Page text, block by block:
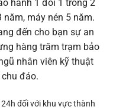
hành 1 đổi 1 trong 2
máy nén 5 năm.
đến cho bạn sự an
hàng trăm trạm bảo
nhân viên kỹ thuật
đáo.
đối với khu vực thành